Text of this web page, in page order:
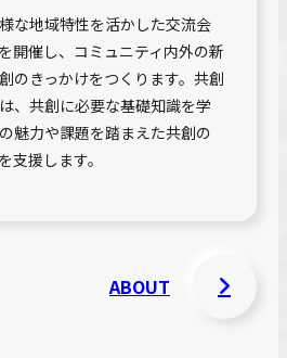
な地域特性を活かした交流会
開催し、コミュニティ内外の新
のきっかけをつくります。共創
、共創に必要な基礎知識を学
魅力や課題を踏まえた共創の
支援します。
ABOUT